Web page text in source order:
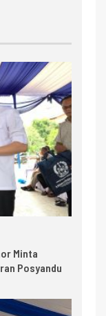
Minta
Posyandu